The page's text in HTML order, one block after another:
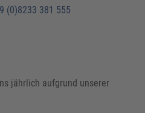
(0)8233 381 555
jährlich aufgrund unserer